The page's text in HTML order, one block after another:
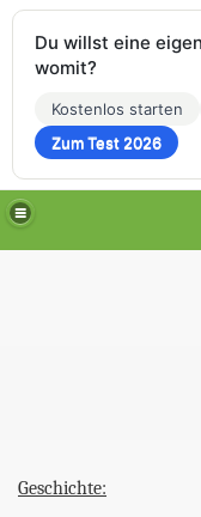
Geschichte:
Du willst eine
womit?
Kostenlos starten
Zum Test 2026